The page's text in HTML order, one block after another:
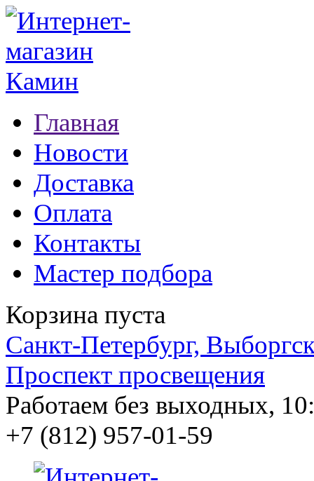
Главная
Новости
Доставка
Оплата
Контакты
Мастер подбора
Корзина пуста
Санкт-Петербург,
Проспект просвещения
Работаем без выходных,
+7 (812) 957-01-59